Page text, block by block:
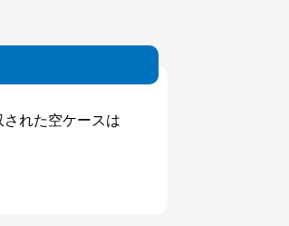
れた空ケースは